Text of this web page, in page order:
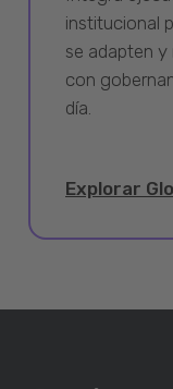
institucional
se adapten
con
día.
Explorar